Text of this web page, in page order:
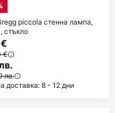
piccola стенна лампа,
стъкло
€
лв.
доставка: 8 - 12 дни